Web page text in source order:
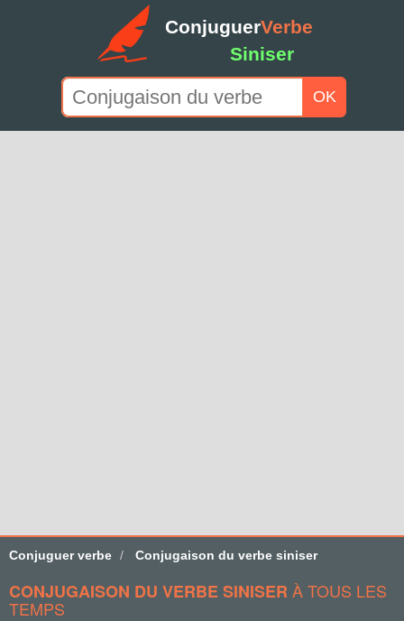
ConjuguerVerbe
Siniser
OK
Conjuguer verbe Conjugaison du verbe siniser
CONJUGAISON DU VERBE SINISER À TOUS LES
TEMPS